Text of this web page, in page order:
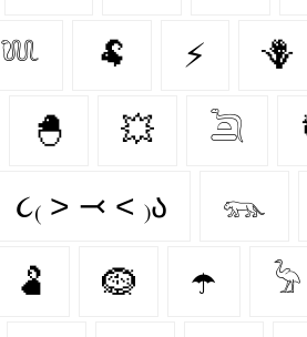
𓆚 🐏 ⚡ 🪻
🐣 💥 𓆖
૮₍ ˃ ⤙ ˂ ₎ა 𓃮
🫃 🪹 ☂️ 𓅦